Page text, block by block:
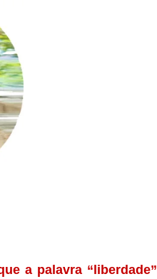
a palavra “liberdade”